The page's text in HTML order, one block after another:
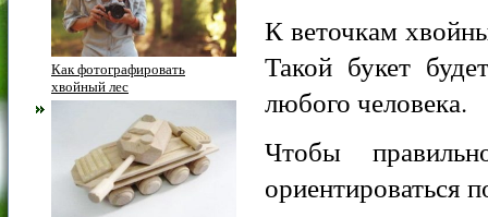
Как фотографировать
хвойный лес
К веточкам
Такой букет
любого человека.
Чтобы
ориентироваться